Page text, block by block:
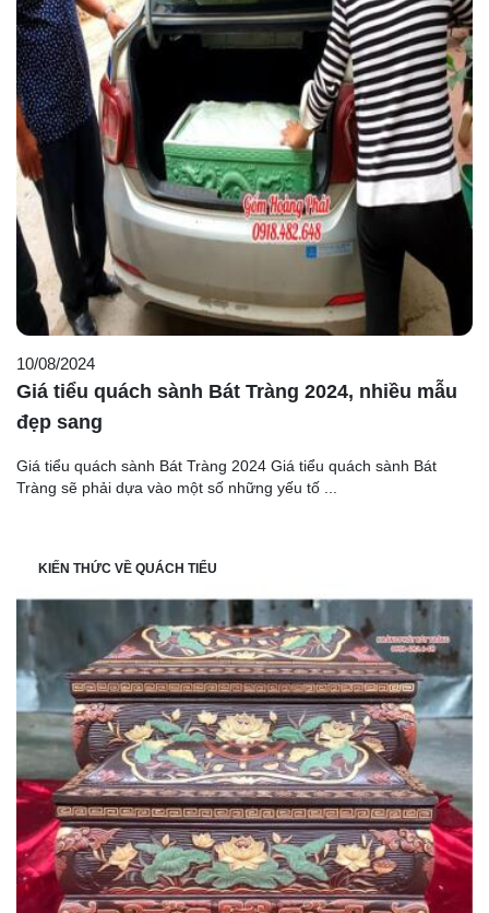
10/08/2024
Giá tiểu quách sành Bát Tràng 2024, nhiều mẫu
đẹp sang
Giá tiểu quách sành Bát Tràng 2024 Giá tiểu quách sành Bát
Tràng sẽ phải dựa vào một số những yếu tố ...
KIẾN THỨC VỀ QUÁCH TIỂU